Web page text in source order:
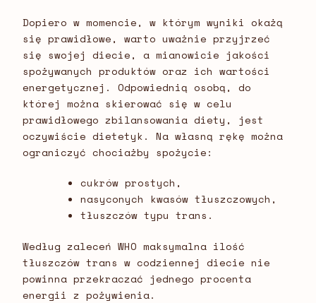
Dopiero w momencie, w którym wyniki okażą
się prawidłowe, warto uważnie przyjrzeć
się swojej diecie, a mianowicie jakości
spożywanych produktów oraz ich wartości
energetycznej. Odpowiednią osobą, do
której można skierować się w celu
prawidłowego zbilansowania diety, jest
oczywiście dietetyk. Na własną rękę można
ograniczyć chociażby spożycie:
cukrów prostych,
nasyconych kwasów tłuszczowych,
tłuszczów typu trans.
Według zaleceń WHO maksymalna ilość
tłuszczów trans w codziennej diecie nie
powinna przekraczać jednego procenta
energii z pożywienia.